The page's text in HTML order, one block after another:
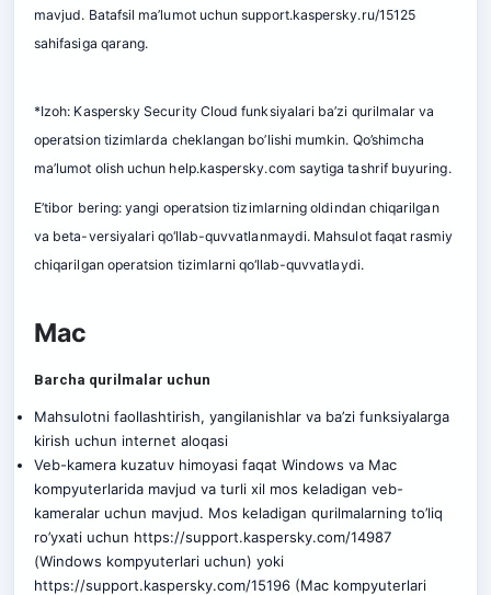
mavjud. Batafsil ma’lumot uchunsupport.kaspersky.ru/15125
sahifasiga qarang.
*Izoh: Kaspersky Security Cloud funksiyalari ba’zi qurilmalar va
operatsion tizimlarda cheklangan bo’lishi mumkin. Qo’shimcha
ma’lumot olish uchun help.kaspersky.com saytiga tashrif buyuring.
E’tibor bering: yangi operatsion tizimlarning oldindan chiqarilgan
va beta-versiyalari qo‘llab-quvvatlanmaydi. Mahsulot faqat rasmiy
chiqarilgan operatsion tizimlarni qo‘llab-quvvatlaydi.
Mac
Barcha qurilmalar uchun
Mahsulotni faollashtirish, yangilanishlar va ba’zi funksiyalarga
kirish uchun internet aloqasi
Veb-kamera kuzatuv himoyasi faqat Windows va Mac
kompyuterlarida mavjud va turli xil mos keladigan veb-
kameralar uchun mavjud. Mos keladigan qurilmalarning to’liq
ro’yxati uchun https://support.kaspersky.com/14987
(Windows kompyuterlari uchun) yoki
https://support.kaspersky.com/15196 (Mac kompyuterlari